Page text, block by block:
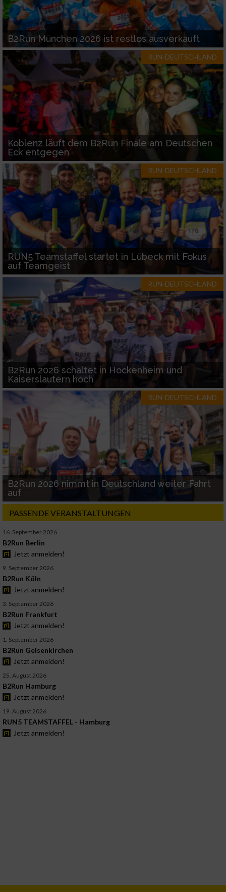
B2Run München 2026 ist restlos ausverkauft
RUN-DEUTSCHLAND
Koblenz läuft dem B2Run Finale am Deutschen
Eck entgegen
RUN-DEUTSCHLAND
RUN5 Teamstaffel startet in Lübeck mit Fokus
auf Teamgeist
RUN-DEUTSCHLAND
B2Run 2026 schaltet in Hockenheim und
Kaiserslautern hoch
RUN-DEUTSCHLAND
B2Run 2026 nimmt in Deutschland weiter Fahrt
auf
PASSENDE VERANSTALTUNGEN
16. September 2026
B2Run Berlin
Jetzt anmelden!
9. September 2026
B2Run Köln
Jetzt anmelden!
3. September 2026
B2Run Frankfurt
Jetzt anmelden!
1. September 2026
B2Run Gelsenkirchen
Jetzt anmelden!
25. August 2026
B2Run Hamburg
Jetzt anmelden!
19. August 2026
RUN5 TEAMSTAFFEL - Hamburg
Jetzt anmelden!